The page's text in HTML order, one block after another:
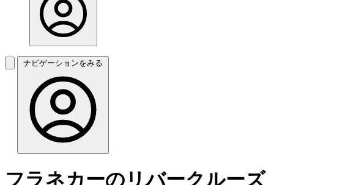
ナビゲーションをみる
フラネカーのリバークルーズ